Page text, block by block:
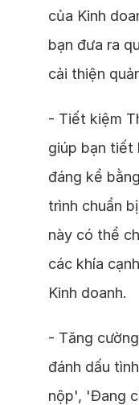
của Kinh
bạn đưa ra
cải thiện
- Tiết kiệm
giúp bạn tiết
đáng kể
trình chuẩn
này có thể
các khía
Kinh doanh.
- Tăng
đánh dấu
nộp', 'Đang